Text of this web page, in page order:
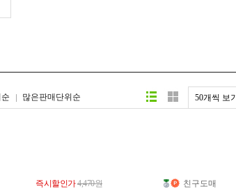
많은판매단위순 50개씩 보기
즉시할인가4,470원
친구도매